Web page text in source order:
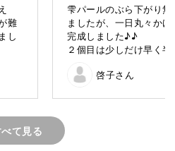
基本知識を学んだあと、初心
スを作ります。
解説
何？」と思われる方も多いで
難
し
雫パールのぶら下がり無
ましたが、一日丸々かけ
完成しました♪♪
２個目は少しだけ早く半
みですね！啓子さん
て見る